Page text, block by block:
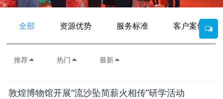
全部 资源优势 服务标准 客户案例
推荐 热门 最新
敦煌博物馆开展“流沙坠简薪火相传”研学活动